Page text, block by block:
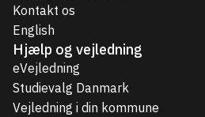
Kontakt os
English
Hjælp og vejledning
eVejledning
Studievalg Danmark
Vejledning i din kommune